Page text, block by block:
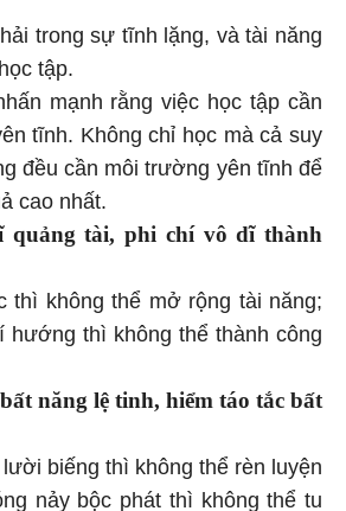
trong sự tĩnh lặng, và tài năng
tập.
mạnh rằng việc học tập cần
tĩnh. Không chỉ học mà cả suy
đều cần môi trường yên tĩnh để
cao nhất.
quảng tài, phi chí vô dĩ thành
thì không thể mở rộng tài năng;
hướng thì không thể thành công
năng lệ tinh, hiểm táo tắc bất
biếng thì không thể rèn luyện
nảy bộc phát thì không thể tu